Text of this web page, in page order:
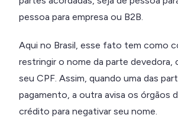
pessoa para empresa ou B2B.
Aqui no Brasil, esse fato tem como
restringir o nome da parte devedora,
seu CPF. Assim, quando uma das
pagamento, a outra avisa os órgãos
crédito para negativar seu nome.